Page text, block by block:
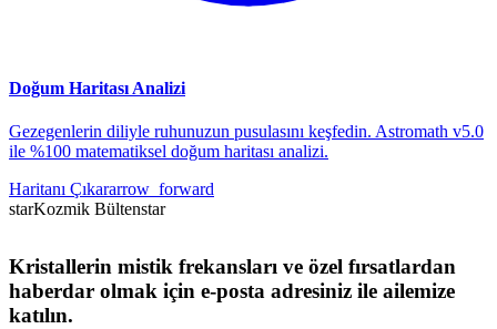
Doğum Haritası Analizi
Gezegenlerin diliyle ruhunuzun pusulasını keşfedin. Astromath v5.0
ile %100 matematiksel doğum haritası analizi.
Haritanı Çıkararrow_forward
starKozmik Bültenstar
Kristallerin mistik frekansları ve özel fırsatlardan
haberdar olmak için e-posta adresiniz ile ailemize
katılın.